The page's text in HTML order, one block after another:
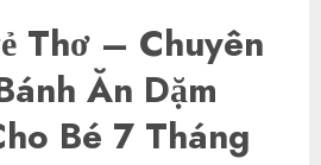
Thơ – Chuyên
Ăn Dặm
Bé 7 Tháng